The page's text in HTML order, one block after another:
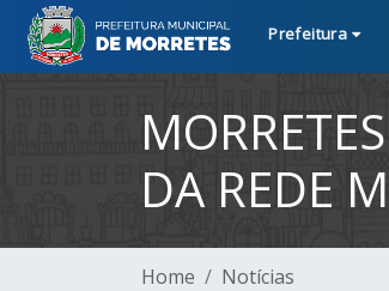
Prefeitura
DA REDE
Home Notícias